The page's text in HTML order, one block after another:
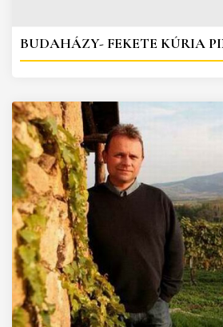
BUDAHÁZY- FEKETE KÚRIA